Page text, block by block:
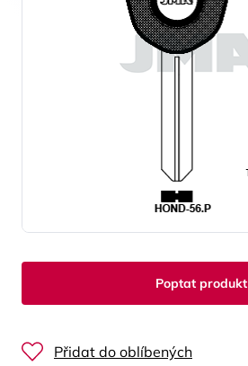
Poptat produkt
Přidat do oblíbených